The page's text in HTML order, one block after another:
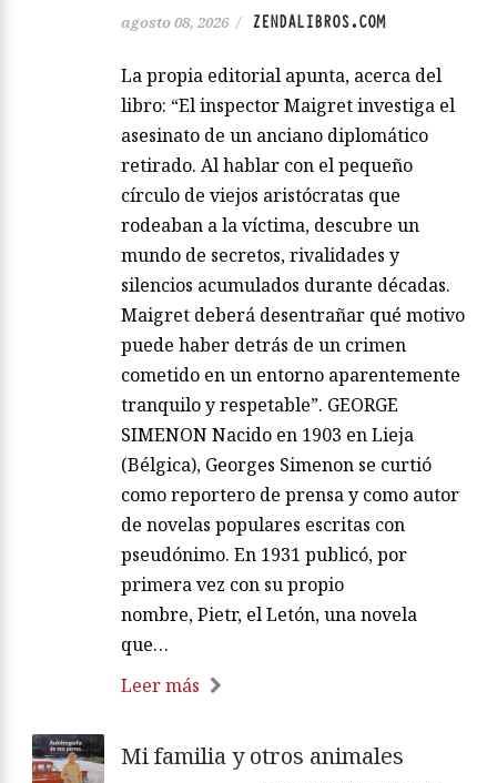
agosto 08, 2026 / ZENDALIBROS.COM
La propia editorial apunta, acerca del
libro: “El inspector Maigret investiga el
asesinato de un anciano diplomático
retirado. Al hablar con el pequeño
círculo de viejos aristócratas que
rodeaban a la víctima, descubre un
mundo de secretos, rivalidades y
silencios acumulados durante décadas.
Maigret deberá desentrañar qué motivo
puede haber detrás de un crimen
cometido en un entorno aparentemente
tranquilo y respetable”. GEORGE
SIMENON Nacido en 1903 en Lieja
(Bélgica), Georges Simenon se curtió
como reportero de prensa y como autor
de novelas populares escritas con
pseudónimo. En 1931 publicó, por
primera vez con su propio
nombre, Pietr, el Letón, una novela
que…
Leer más
Mi familia y otros animales